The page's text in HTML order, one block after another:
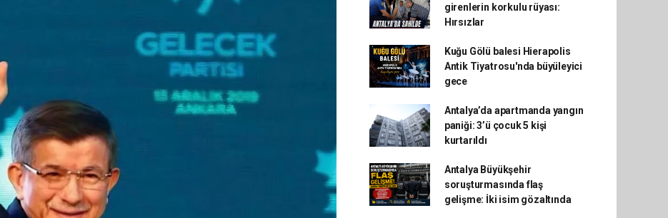
girenlerin korkulu rüyası:
Hırsızlar
Kuğu Gölü balesi Hierapolis
Antik Tiyatrosu'nda büyüleyici
gece
Antalya’da apartmanda yangın
paniği: 3’ü çocuk 5 kişi
kurtarıldı
Antalya Büyükşehir
soruşturmasında flaş
gelişme: İki isim gözaltında